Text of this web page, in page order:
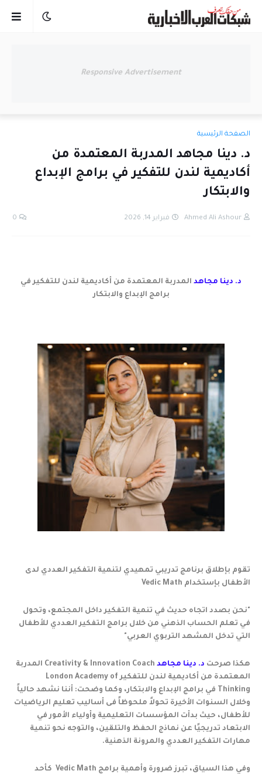
Responsive Advertisement
الصفحة الرئيسية
د. دينا مجاهد المدربة المعتمدة من
أكاديمية لندن للتفكير في برامج الإبداع
والابتكار
Ahmed Ali Ashour فبراير 14, 2026 0
د. دينا مجاهد المدربة المعتمدة من أكاديمية لندن للتفكير في
برامج الإبداع والابتكار
تقوم بإطلاق برنامج تدريبي تمهيدي لتنمية التفكير العددي لدى
الأطفال بإستخدام Vedic Math
"نحن بصدد اتجاه حديث في تنمية التفكير داخل المجتمع، وتحول
في تعلم الحساب الذهني من خلال برامج التفكير العددي للأطفال
التي تدخل المشهد التربوي العربي"
هكذا صرحت د. دينا مجاهد
Creativity & Innovation Coach المدربة
المعتمدة من أكاديمية لندن للتفكير London Academy of
Thinking في برامج الإبداع والابتكار، وكما وضحت: أننا نشهد حالياً
وخلال السنوات الأخيرة تحولاً ملحوظاً فى أساليب تعليم الرياضيات
للأطفال، حيث بدأت المؤسسات التعليمية وأولياء الأمور في
الابتعاد تدريجيًا عن نماذج الحفظ والتلقين، والتوجه نحو تنمية
مهارات التفكير العددي والمرونة الذهنية.
وفي هذا السياق، تبرز ضرورة وأهمية برامج Vedic Math كأحد